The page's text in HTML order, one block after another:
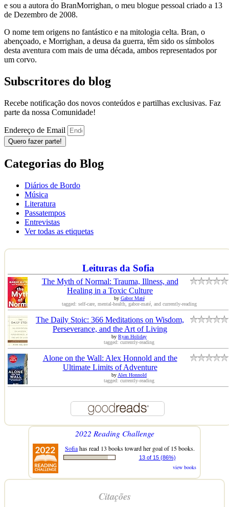
e sou a autora do BranMorrighan, o meu blogue pessoal criado a 13
de Dezembro de 2008.
O nome tem origens no fantástico e na mitologia celta. Bran, o
abençoado, e Morrighan, a deusa da guerra, têm sido os símbolos
desta aventura com mais de uma década, ambos representados por
um corvo.
Subscritores do blog
Recebe notificação dos novos conteúdos e partilhas exclusivas. Faz
parte da nossa Comunidade!
Endereço de Email
Quero fazer parte!
Categorias do Blog
Diários de Bordo
Música
Literatura
Passatempos
Entrevistas
Ver todas as etiquetas
Leituras da Sofia
The Myth of Normal: Trauma, Illness, and
Healing in a Toxic Culture
by Gabor Maté
tagged: self-care, mental-health, gabor-maté, and currently-reading
The Daily Stoic: 366 Meditations on Wisdom,
Perseverance, and the Art of Living
by Ryan Holiday
tagged: currently-reading
Alone on the Wall: Alex Honnold and the
Ultimate Limits of Adventure
byAlex Honnold
tagged: currently-reading
2022 Reading Challenge
Sofiahas read 13 books toward her goal of 15 books.
13 of 15 (86%)
view books
Citações